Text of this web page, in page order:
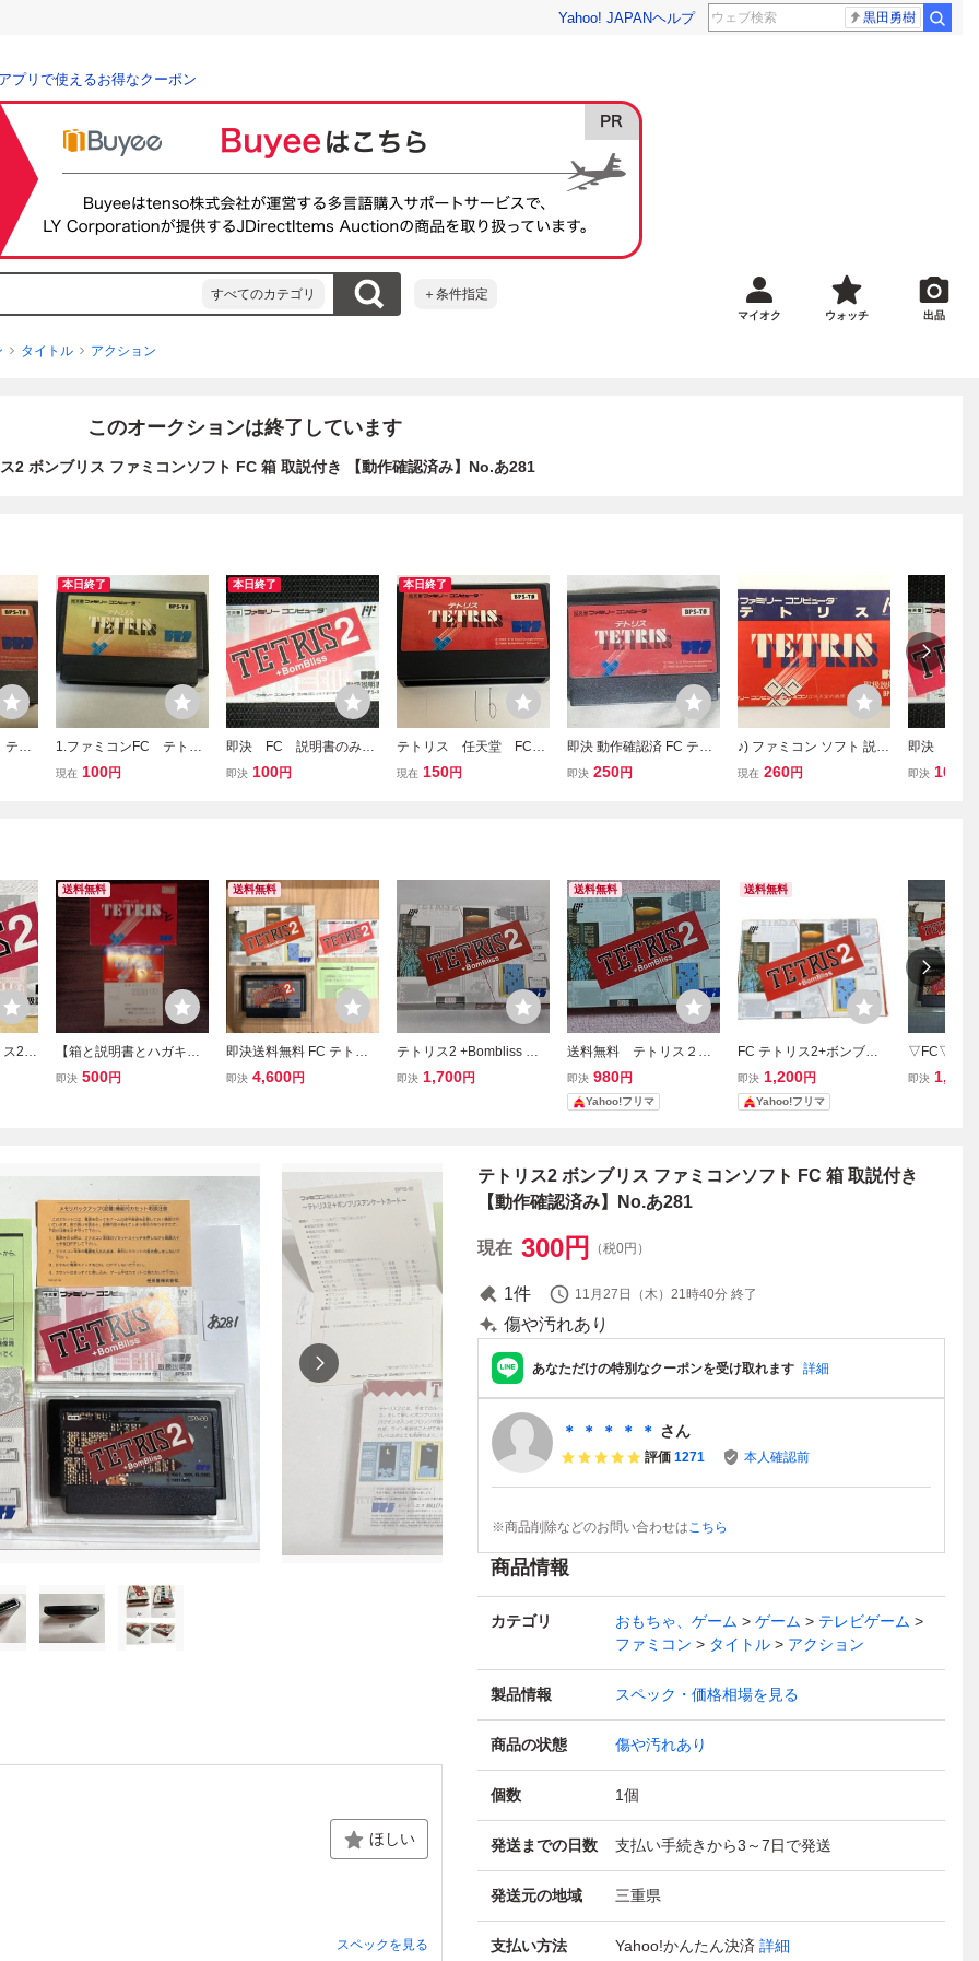
Yahoo! JAPANヘルプ 黒田勇樹
プリで使えるお得なクーポン
すべてのカテゴリ ＋条件指定
マイオク ウォッチ 出品
タイトル アクション
このオークションは終了しています
2 ボンブリス ファミコンソフト FC 箱 取説付き 【動作確認済み】No.あ281
ト
本日終了
1.ファミコンFC テトリ
ス 2F11AA
現在 100円
本日終了
即決 FC 説明書のみ
テトリス2+Bombliss 同
即決 100円
本日終了
テトリス 任天堂 FC
ファミコン ソフトの
現在 150円
即決 動作確認済 FC テト
リス BPS 1988 ファミコ
即決 250円
♪) ファミコン ソフト 説明
書のみ テトリス [10]
現在 260円
即決 FC
テトリス
即決 100
ス2
送料無料
【箱と説明書とハガキの
み】【ブリスター(プラケ
即決 500円
送料無料
即決送料無料 FC テトリ
ス2+BOMBLISS ゲームソ
即決 4,600円
テトリス2 +Bombliss ボ
ンブリス FC ファミコン
即決 1,700円
送料無料
送料無料 テトリス２
端子清掃、起動確認済
ファミコンソフト
即決 980円
Yahoo!フリマ
送料無料
FC テトリス2+ボンブリ
ス 箱説明書付き ファミコ
ンソフト
即決 1,200円
Yahoo!フリマ
▽FC▽
ボンブリス
即決 1,980
ほしい
スペックを見る
テトリス2 ボンブリス ファミコンソフト FC 箱 取説付き
【動作確認済み】No.あ281
現在 300円 （税0円）
1件 11月27日（木）21時40分 終了
傷や汚れあり
あなただけの特別なクーポンを受け取れます 詳細
＊ ＊ ＊ ＊ ＊ さん
評価 1271 本人確認前
※商品削除などのお問い合わせはこちら
商品情報
カテゴリ おもちゃ、ゲーム ゲーム
テレビゲーム
ファミコン
タイトル アクション
製品情報 スペック・価格相場を見る
商品の状態 傷や汚れあり
個数 1個
発送までの日数 支払い手続きから3～7日で発送
発送元の地域 三重県
支払い方法 Yahoo!かんたん決済 詳細